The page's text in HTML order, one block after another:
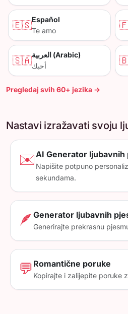
🇪🇸Español
Te amo
🇸🇦
العربية (Arabic)
أحبك
Pregledaj svih 60+ jezika →
Nastavi izražavati svoju
✉️AI Generator ljubavnih
Napišite potpuno
sekundama.
🪶 Generator ljubavnih
Generirajte prekrasnu
💬 Romantične poruke
Kopirajte i zalijepite poruke